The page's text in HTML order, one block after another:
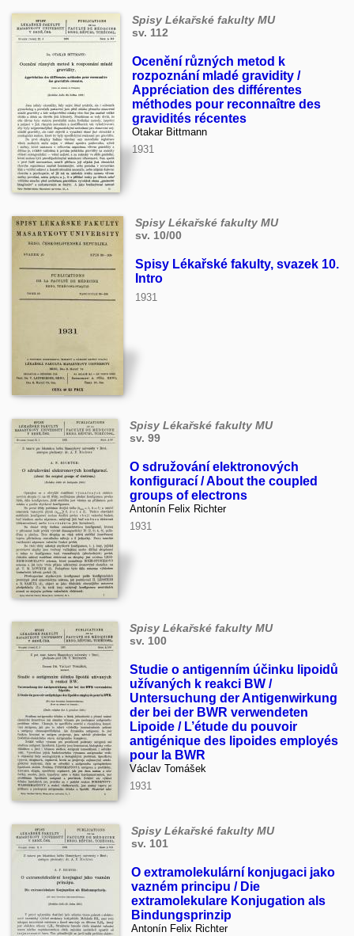
Spisy Lékařské fakulty MU
sv. 112
Ocenění různých metod k
rozpoznání mladé gravidity /
Appréciation des différentes
méthodes pour reconnaître des
gravidités récentes
Otakar Bittmann
1931
Spisy Lékařské fakulty MU
sv. 10/00
Spisy Lékařské fakulty, svazek 10.
Intro
1931
Spisy Lékařské fakulty MU
sv. 99
O sdružování elektronových
konfigurací / About the coupled
groups of electrons
Antonín Felix Richter
1931
Spisy Lékařské fakulty MU
sv. 100
Studie o antigenním účinku lipoidů
užívaných k reakci BW /
Untersuchung der Antigenwirkung
der bei der BWR verwendeten
Lipoide / L’étude du pouvoir
antigénique des lipoides employés
pour la BWR
Václav Tomášek
1931
Spisy Lékařské fakulty MU
sv. 101
O extramolekulární konjugaci jako
vazném principu / Die
extramolekulare Konjugation als
Bindungsprinzip
Antonín Felix Richter